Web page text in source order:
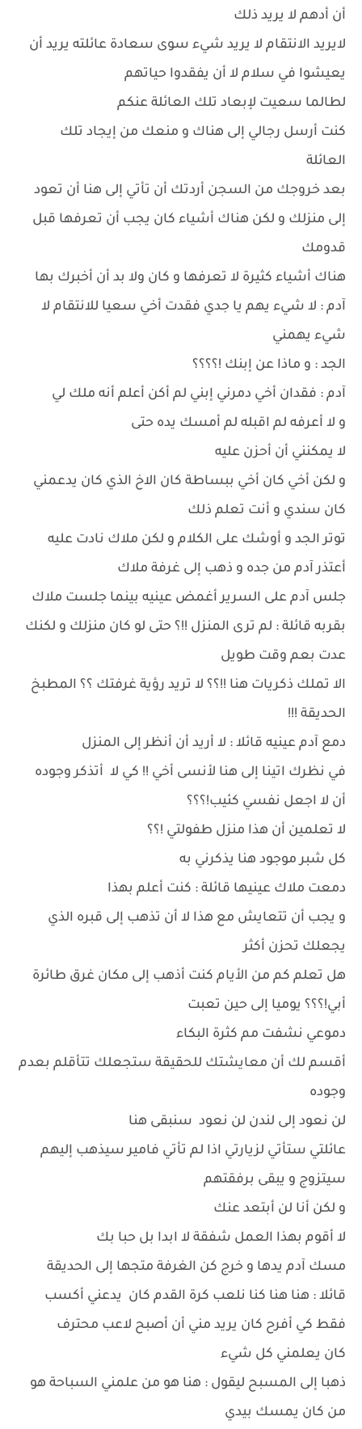
أن أدهم لا يريد ذلك
لايريد الانتقام لا يريد شيء سوى سعادة عائلته يريد أن
يعيشوا في سلام لا أن يفقدوا حياتهم
لطالما سعيت لإبعاد تلك العائلة عنكم
كنت أرسل رجالي إلى هناك و منعك من إيجاد تلك
العائلة
بعد خروجك من السجن أردتك أن تأتي إلى هنا أن تعود
إلى منزلك و لكن هناك أشياء كان يجب أن تعرفها قبل
قدومك
هناك أشياء كثيرة لا تعرفها و كان ولا بد أن أخبرك بها
آدم : لا شيء يهم يا جدي فقدت أخي سعيا للانتقام لا
شيء يهمني
الجد : و ماذا عن إبنك !؟؟؟؟
آدم : فقدان أخي دمرني إبني لم أكن أعلم أنه ملك لي
و لا أعرفه لم اقبله لم أمسك يده حتى
لا يمكنني أن أحزن عليه
و لكن أخي كان أخي ببساطة كان الاخ الذي كان يدعمني
كان سندي و أنت تعلم ذلك
توتر الجد و أوشك على الكلام و لكن ملاك نادت عليه
أعتذر آدم من جده و ذهب إلى غرفة ملاك
جلس آدم على السرير أغمض عينيه بينما جلست ملاك
بقربه قائلة : لم ترى المنزل !!؟ حتى لو كان منزلك و لكنك
عدت بعم وقت طويل
الا تملك ذكريات هنا !!؟؟ لا تريد رؤية غرفتك ؟؟ المطبخ
الحديقة !!!
دمع آدم عينيه قائلا : لا أريد أن أنظر إلى المنزل
في نظرك اتينا إلى هنا لأنسى أخي !! كي لا أتذكر وجوده
أن لا اجعل نفسي كئيب!؟؟؟
لا تعلمين أن هذا منزل طفولتي !؟؟
كل شبر موجود هنا يذكرني به
دمعت ملاك عينيها قائلة : كنت أعلم بهذا
و يجب أن تتعايش مع هذا لا أن تذهب إلى قبره الذي
يجعلك تحزن أكثر
هل تعلم كم من الأيام كنت أذهب إلى مكان غرق طائرة
أبي!؟؟؟ يوميا إلى حين تعبت
دموعي نشفت مم كثرة البكاء
أقسم لك أن معايشتك للحقيقة ستجعلك تتأقلم بعدم
وجوده
لن نعود إلى لندن لن نعود سنبقى هنا
عائلتي ستأتي لزيارتي اذا لم تأتي فامير سيذهب إليهم
سيتزوج و يبقى برفقتهم
و لكن أنا لن أبتعد عنك
لا أقوم بهذا العمل شفقة لا ابدا بل حبا بك
مسك آدم يدها و خرج كن الغرفة متجها إلى الحديقة
قائلا : هنا هنا كنا نلعب كرة القدم كان يدعني أكسب
فقط كي أفرح كان يريد مني أن أصبح لاعب محترف
كان يعلمني كل شيء
ذهبا إلى المسبح ليقول : هنا هو من علمني السباحة هو
من كان يمسك بيدي